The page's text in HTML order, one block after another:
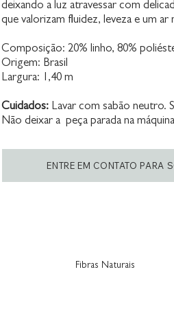
deixando a luz atravessar com
que valorizam fluidez, leveza e um ar
Composição: 20% linho, 80%
Origem: Brasil
Largura: 1,40 m
Cuidados: Lavar com sabão neutro.
Não deixar a peça parada na
ENTRE EM CONTATO PARA
Fibras Naturais